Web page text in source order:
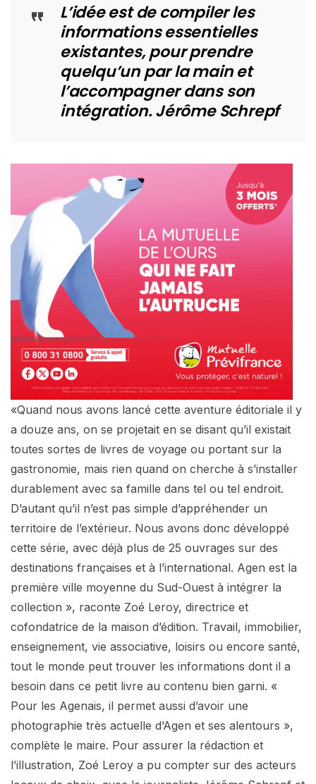
L’idée est de compiler les
informations essentielles
existantes, pour prendre
quelqu’un par la main et
l’accompagner dans son
intégration. Jérôme Schrepf
«Quand nous avons lancé cette aventure éditoriale il y
a douze ans, on se projetait en se disant qu’il existait
toutes sortes de livres de voyage ou portant sur la
gastronomie, mais rien quand on cherche à s’installer
durablement avec sa famille dans tel ou tel endroit.
D’autant qu’il n’est pas simple d’appréhender un
territoire de l’extérieur. Nous avons donc développé
cette série, avec déjà plus de 25 ouvrages sur des
destinations françaises et à l’international. Agen est la
première ville moyenne du Sud-Ouest à intégrer la
collection », raconte Zoé Leroy, directrice et
cofondatrice de la maison d’édition. Travail, immobilier,
enseignement, vie associative, loisirs ou encore santé,
tout le monde peut trouver les informations dont il a
besoin dans ce petit livre au contenu bien garni. «
Pour les Agenais, il permet aussi d’avoir une
photographie très actuelle d’Agen et ses alentours »,
complète le maire. Pour assurer la rédaction et
l’illustration, Zoé Leroy a pu compter sur des acteurs